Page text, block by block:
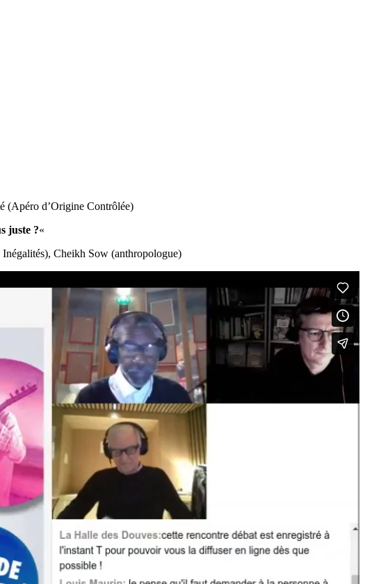
(Apéro d’Origine Contrôlée)
juste ?«
Cheikh Sow (anthropologue)